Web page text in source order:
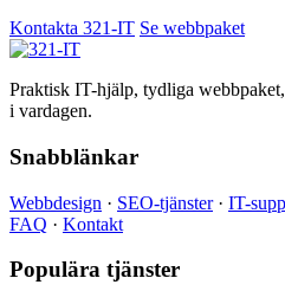
Kontakta 321-IT Se webbpaket
Praktisk IT-hjälp, tydliga
i vardagen.
Snabblänkar
Webbdesign · SEO-tjänster· IT-
FAQ · Kontakt
Populära tjänster